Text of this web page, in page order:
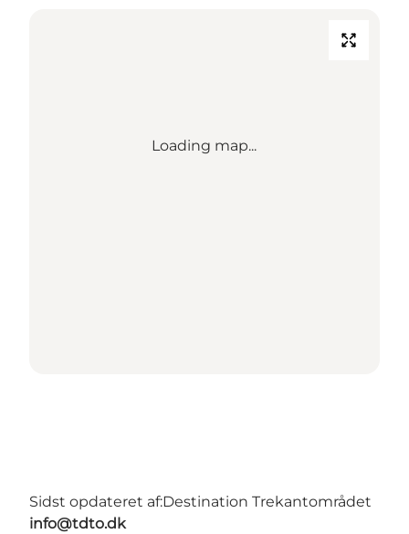
Loading map...
Sidst opdateret af:Destination Trekantområdet
info@tdto.dk